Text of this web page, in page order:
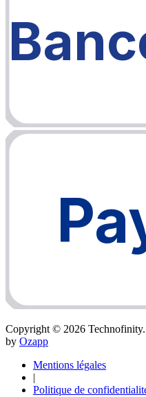
Copyright © 2026
by Ozapp
Mentions légales
|
Politique de